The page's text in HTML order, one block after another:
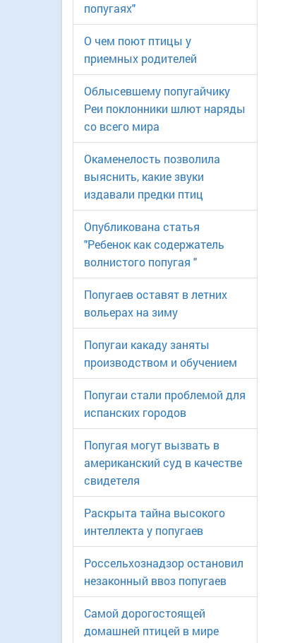
попугаях"
О чем поют птицы у
приемных родителей
Облысевшему попугайчику
Реи поклонники шлют наряды
со всего мира
Окаменелость позволила
выяснить, какие звуки
издавали предки птиц
Опубликована статья
"Ребенок как содержатель
волнистого попугая "
Попугаев оставят в летних
вольерах на зиму
Попугаи какаду заняты
производством и обучением
Попугаи стали проблемой для
испанских городов
Попугая могут вызвать в
американский суд в качестве
свидетеля
Раскрыта тайна высокого
интеллекта у попугаев
Россельхознадзор остановил
незаконный ввоз попугаев
Самой дорогостоящей
домашней птицей в мире